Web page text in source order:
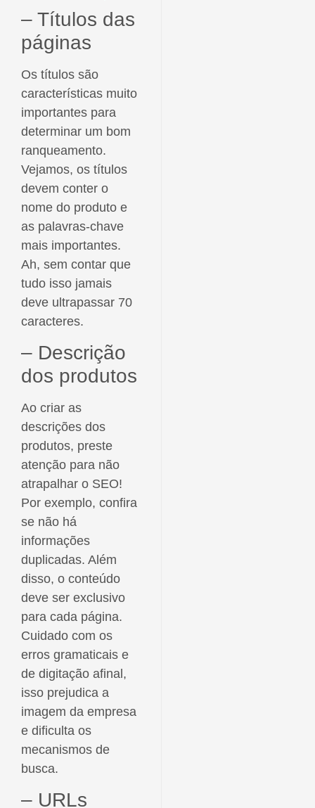
– Títulos das
páginas
Os títulos são
características muito
importantes para
determinar um bom
ranqueamento.
Vejamos, os títulos
devem conter o
nome do produto e
as palavras-chave
mais importantes.
Ah, sem contar que
tudo isso jamais
deve ultrapassar 70
caracteres.
– Descrição
dos produtos
Ao criar as
descrições dos
produtos, preste
atenção para não
atrapalhar o SEO!
Por exemplo, confira
se não há
informações
duplicadas. Além
disso, o conteúdo
deve ser exclusivo
para cada página.
Cuidado com os
erros gramaticais e
de digitação afinal,
isso prejudica a
imagem da empresa
e dificulta os
mecanismos de
busca.
– URLs